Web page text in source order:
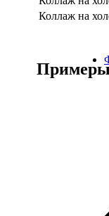
Коллаж на
Примеры